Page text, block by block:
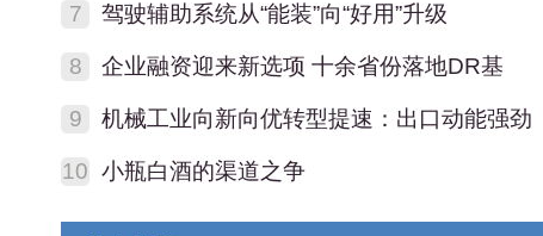
7 驾驶辅助系统从“能装”向“好用”升级
8 企业融资迎来新选项 十余省份落地DR基
9 机械工业向新向优转型提速：出口动能强劲
10 小瓶白酒的渠道之争